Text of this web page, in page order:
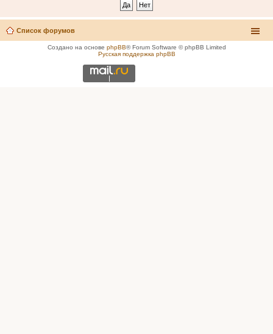
Список форумов
Создано на основе phpBB® Forum Software © phpBB Limited
Русская поддержка phpBB